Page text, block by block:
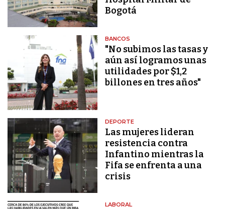
Bogotá
BANCOS
"No subimos las tasas y
aún así logramos unas
utilidades por $1,2
billones en tres años"
DEPORTE
Las mujeres lideran
resistencia contra
Infantino mientras la
Fifa se enfrenta a una
crisis
LABORAL